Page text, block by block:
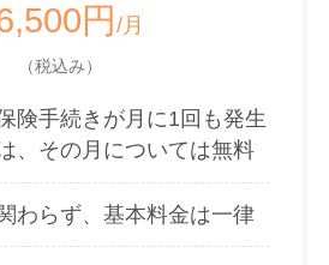
円 /月
（税込み）
険手続きが月に1回も発生
、その月については無料
わらず、基本料金は一律